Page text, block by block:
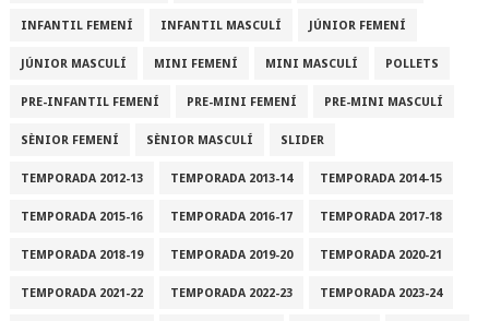
INFANTIL FEMENÍ INFANTIL MASCULÍ JÚNIOR FEMENÍ
JÚNIOR MASCULÍ MINI FEMENÍ MINI MASCULÍ POLLETS
PRE-INFANTIL FEMENÍ PRE-MINI FEMENÍ PRE-MINI MASCULÍ
SÈNIOR FEMENÍ SÈNIOR MASCULÍ SLIDER
TEMPORADA 2012-13 TEMPORADA 2013-14 TEMPORADA 2014-15
TEMPORADA 2015-16 TEMPORADA 2016-17 TEMPORADA 2017-18
TEMPORADA 2018-19 TEMPORADA 2019-20 TEMPORADA 2020-21
TEMPORADA 2021-22 TEMPORADA 2022-23 TEMPORADA 2023-24